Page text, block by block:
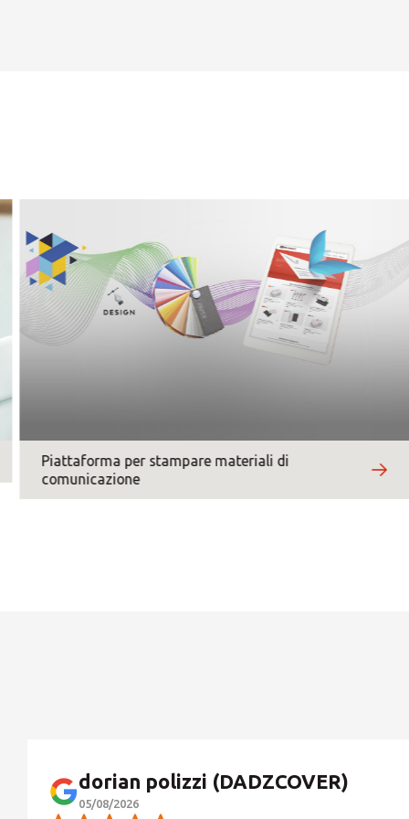
Piattaforma per stampare materiali di
comunicazione
dorian polizzi (DADZCOVER)
05/08/2026
Motivo del contatto*
mercoledì
giovedì
venerdì